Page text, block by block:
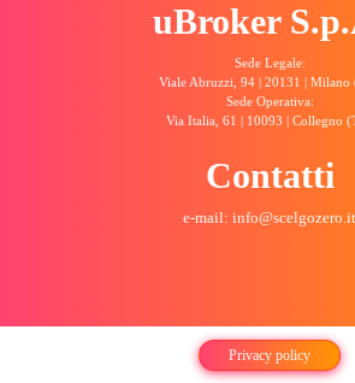
uBroker
Sede Legale:
Viale Abruzzi, 94 | 20131 |
Sede Operativa:
Via Italia, 61 | 10093 | Collegno
Contatti
e-mail: info@scelgozero.it
Privacy policy